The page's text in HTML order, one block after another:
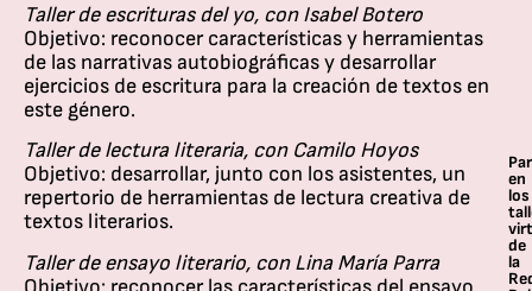
Taller de escrituras del yo, con Isabel Botero
Objetivo: reconocer características y herramientas
de las narrativas autobiográficas y desarrollar
ejercicios de escritura para la creación de textos en
este género.
Taller de lectura literaria, con Camilo Hoyos
Objetivo: desarrollar, junto con los asistentes, un
repertorio de herramientas de lectura creativa de
textos literarios.
Taller de ensayo literario, con Lina María Parra
en
los
de
la